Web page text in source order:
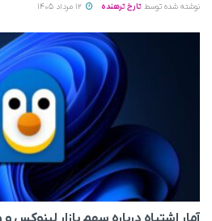
نوشته شده توسط تارخ ترهنده